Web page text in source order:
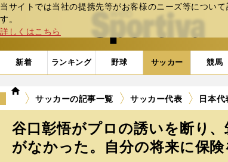
当サイトでは当社の提携先等がお客様のニーズ等につい
す。
詳しくはこちら
web Sportiva (webスポルティーバ)
新着 ランキング 野球 サッカー 競馬
we
ポ
ル
テ
サッカーの記事一覧 サッカー代表 日本代
谷口彰悟がプロの誘いを断り
がなかった。自分の将来に保険